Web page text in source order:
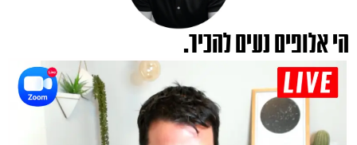
אלופים נעים להכיר.